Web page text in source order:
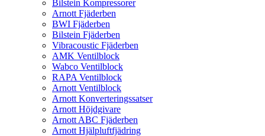
Bilstein Kompressorer
Arnott Fjäderben
BWI Fjäderben
Bilstein Fjäderben
Vibracoustic Fjäderben
AMK Ventilblock
Wabco Ventilblock
RAPA Ventilblock
Arnott Ventilblock
Arnott Konverteringssatser
Arnott Höjdgivare
Arnott ABC Fjäderben
Arnott Hjälpluftfjädring